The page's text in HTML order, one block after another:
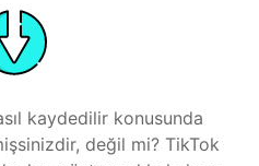
kaydedilir konusunda
değil mi? TikTok